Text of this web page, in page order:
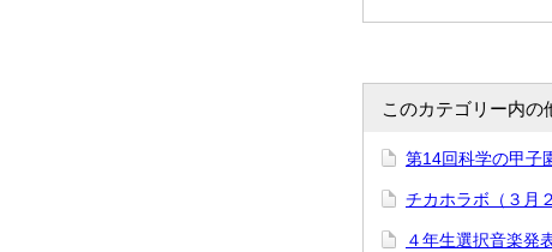
このカテゴリー内の
第14回科学の甲子
チカホラボ（３月
４年生選択音楽発